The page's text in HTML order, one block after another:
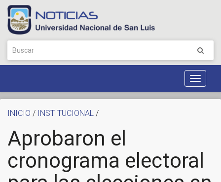
Toggle
INICIO / INSTITUCIONAL /
Aprobaron el
cronograma electoral